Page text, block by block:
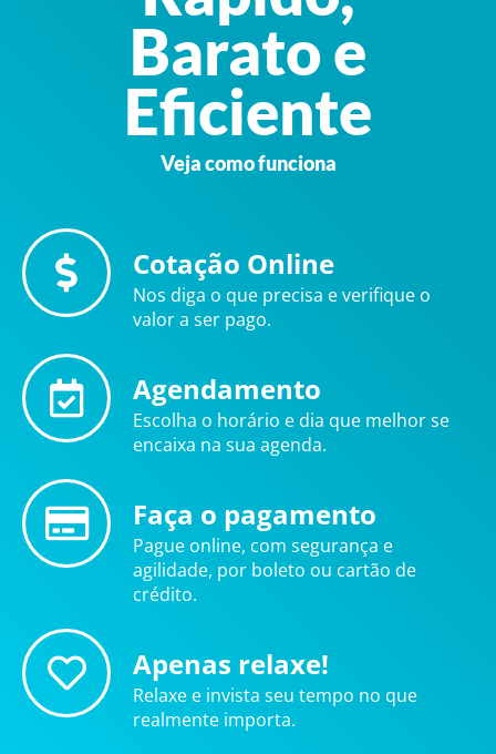
Barato e
Eficiente
Veja como funciona
Cotação Online
Nos diga o que precisa e verifique o
valor a ser pago.
Agendamento
Escolha o horário e dia que melhor se
encaixa na sua agenda.
Faça o pagamento
Pague online, com segurança e
agilidade, por boleto ou cartão de
crédito.
Apenas relaxe!
Relaxe e invista seu tempo no que
realmente importa.